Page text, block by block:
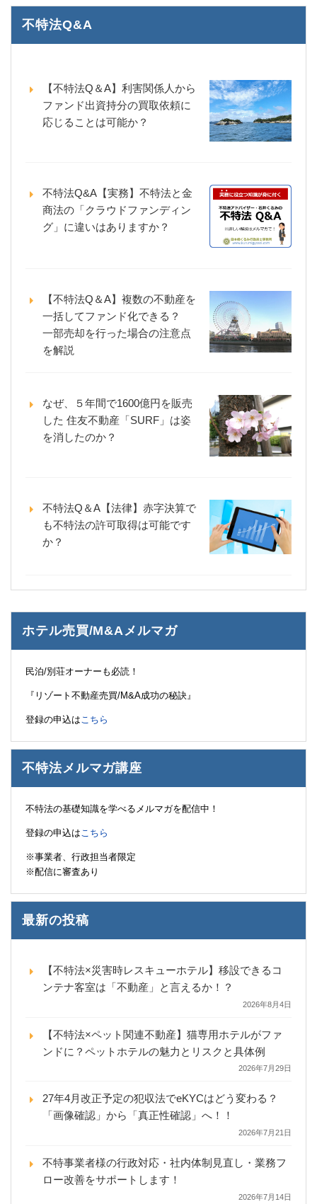
不特法Q&A
【不特法Q＆A】利害関係人から
ファンド出資持分の買取依頼に
応じることは可能か？
不特法Q&A【実務】不特法と金
商法の「クラウドファンディン
グ」に違いはありますか？
【不特法Q＆A】複数の不動産を
一括してファンド化できる？
一部売却を行った場合の注意点
を解説
なぜ、５年間で1600億円を販売
した 住友不動産「SURF」は姿
を消したのか？
不特法Q＆A【法律】赤字決算で
も不特法の許可取得は可能です
か？
ホテル売買/M&Aメルマガ
民泊/別荘オーナーも必読！
『リゾート不動産売買/M&A成功の秘訣』
登録の申込は こちら
不特法メルマガ講座
不特法の基礎知識を学べるメルマガを配信中！
登録の申込は こちら
※事業者、行政担当者限定
※配信に審査あり
最新の投稿
【不特法×災害時レスキューホテル】移設できるコ
ンテナ客室は「不動産」と言えるか！？
2026年8月4日
【不特法×ペット関連不動産】猫専用ホテルがファ
ンドに？ペットホテルの魅力とリスクと具体例
2026年7月29日
27年4月改正予定の犯収法でeKYCはどう変わる？
「画像確認」から「真正性確認」へ！！
2026年7月21日
不特事業者様の行政対応・社内体制見直し・業務フ
ロー改善をサポートします！
2026年7月14日